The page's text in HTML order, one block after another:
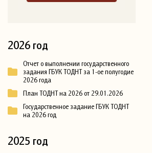
2026 год
Отчет о выполнении государственного
задания ГБУК ТОДНТ за 1-ое полугодие
2026 года
План ТОДНТ на 2026 от 29.01.2026
Государственное задание ГБУК ТОДНТ
на 2026 год
2025 год